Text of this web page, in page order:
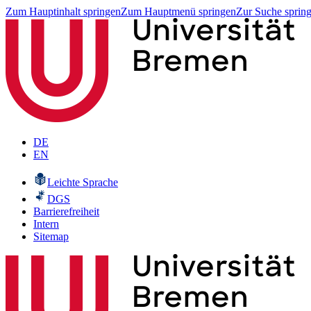
Zum Hauptinhalt springenZum Hauptmenü springenZur Suche
DE
EN
Leichte Sprache
DGS
Barrierefreiheit
Intern
Sitemap